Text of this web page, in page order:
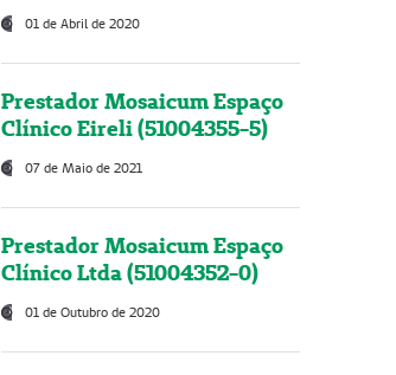
01 de Abril de 2020
Prestador Mosaicum Espaço
Clínico Eireli (51004355-5)
07 de Maio de 2021
Prestador Mosaicum Espaço
Clínico Ltda (51004352-0)
01 de Outubro de 2020